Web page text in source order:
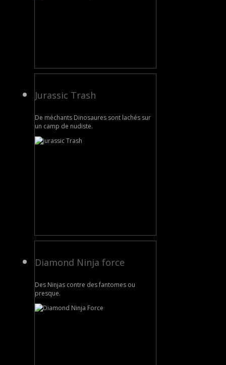
Jurassic Trash
De méchants Dinosaures sont lachés sur
un camp de nudiste.
Diamond Ninja force
Des Ninjas contre des fantomes ou
presque.